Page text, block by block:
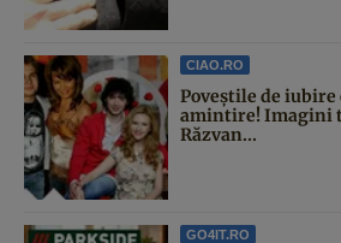
CIAO.RO
Poveştile de iubire
amintire! Imagini
Răzvan...
GO4IT.RO